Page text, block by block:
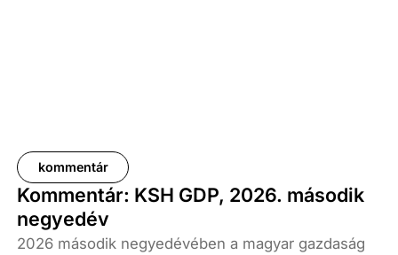
kommentár
Kommentár: KSH GDP, 2026. második
negyedév
2026 második negyedévében a magyar gazdaság